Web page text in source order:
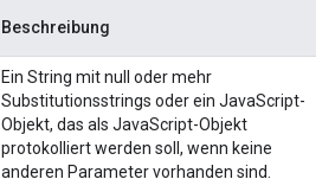
Beschreibung
Ein String mit null oder mehr
Substitutionsstrings oder ein JavaScript-
Objekt, das als JavaScript-Objekt
protokolliert werden soll, wenn keine
anderen Parameter vorhanden sind.